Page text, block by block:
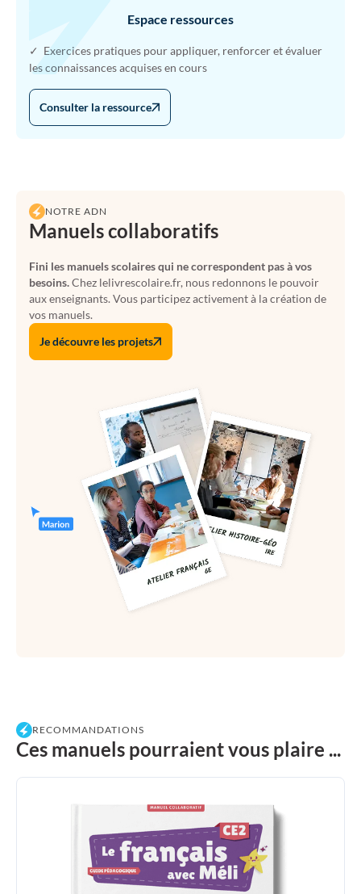
Espace ressources
✓ Exercices pratiques pour appliquer, renforcer et évaluer
les connaissances acquises en cours
Consulter la ressource
NOTRE ADN
Manuels collaboratifs
Fini les manuels scolaires qui ne correspondent pas à vos
besoins.Chez lelivrescolaire.fr, nous redonnons le pouvoir
aux enseignants. Vous participez activement à la création de
vos manuels.
Je découvre les projets
RECOMMANDATIONS
Ces manuels pourraient vous plaire ...